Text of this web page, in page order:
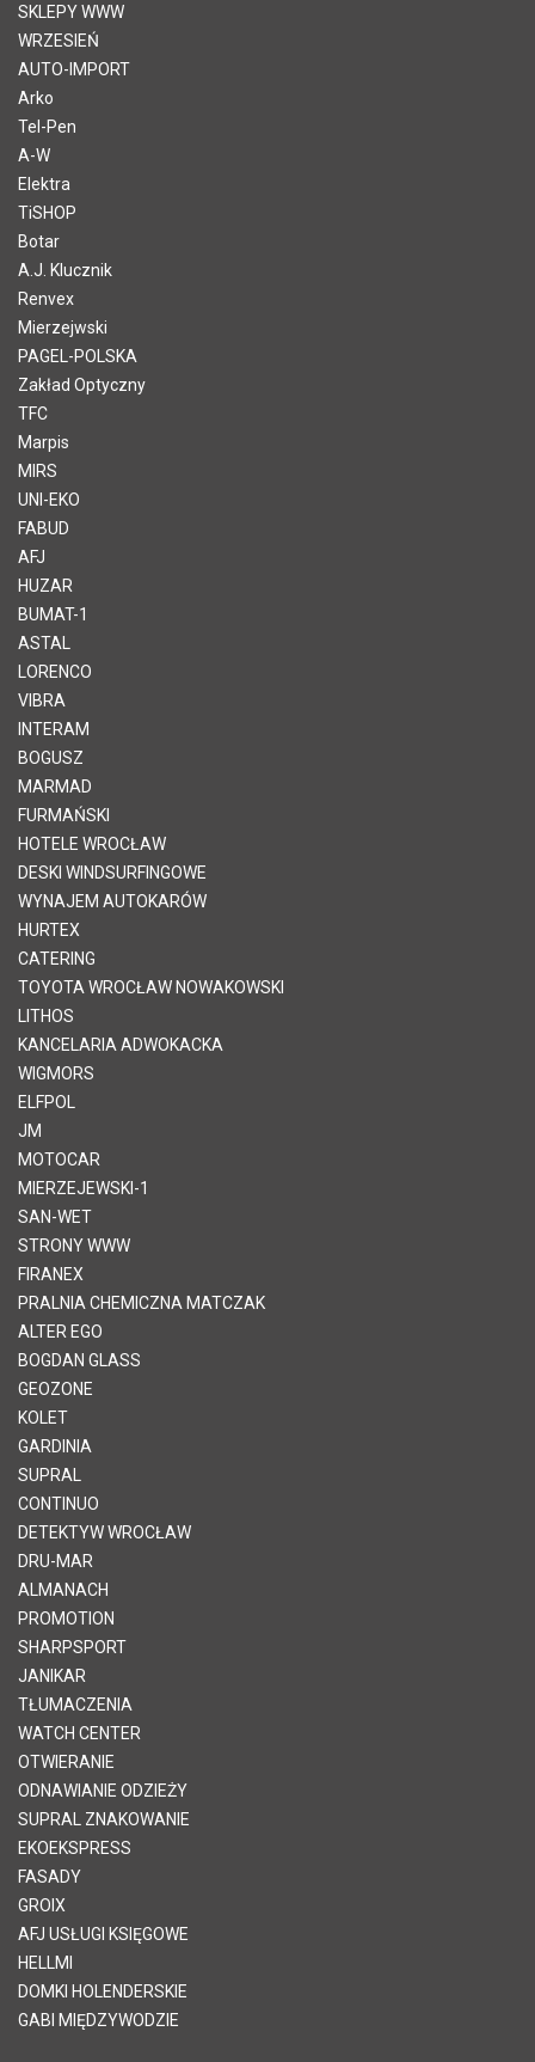
SKLEPY WWW
WRZESIEŃ
AUTO-IMPORT
Arko
Tel-Pen
A-W
Elektra
TiSHOP
Botar
A.J. Klucznik
Renvex
Mierzejwski
PAGEL-POLSKA
Zakład Optyczny
TFC
Marpis
MIRS
UNI-EKO
FABUD
AFJ
HUZAR
BUMAT-1
ASTAL
LORENCO
VIBRA
INTERAM
BOGUSZ
MARMAD
FURMAŃSKI
HOTELE WROCŁAW
DESKI WINDSURFINGOWE
WYNAJEM AUTOKARÓW
HURTEX
CATERING
TOYOTA WROCŁAW NOWAKOWSKI
LITHOS
KANCELARIA ADWOKACKA
WIGMORS
ELFPOL
JM
MOTOCAR
MIERZEJEWSKI-1
SAN-WET
STRONY WWW
FIRANEX
PRALNIA CHEMICZNA MATCZAK
ALTER EGO
BOGDAN GLASS
GEOZONE
KOLET
GARDINIA
SUPRAL
CONTINUO
DETEKTYW WROCŁAW
DRU-MAR
ALMANACH
PROMOTION
SHARPSPORT
JANIKAR
TŁUMACZENIA
WATCH CENTER
OTWIERANIE
ODNAWIANIE ODZIEŻY
SUPRAL ZNAKOWANIE
EKOEKSPRESS
FASADY
GROIX
AFJ USŁUGI KSIĘGOWE
HELLMI
DOMKI HOLENDERSKIE
GABI MIĘDZYWODZIE